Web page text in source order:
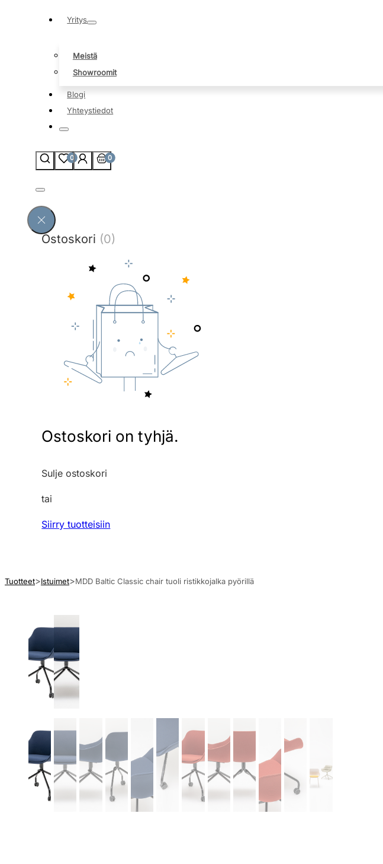
Yritys
Meistä
Showroomit
Blogi
Yhteystiedot
0 0
Ostoskori (0)
Ostoskori on tyhjä.
Sulje ostoskori
tai
Siirry tuotteisiin
Tuotteet Istuimet MDD Baltic Classic chair tuoli ristikkojalka pyörillä